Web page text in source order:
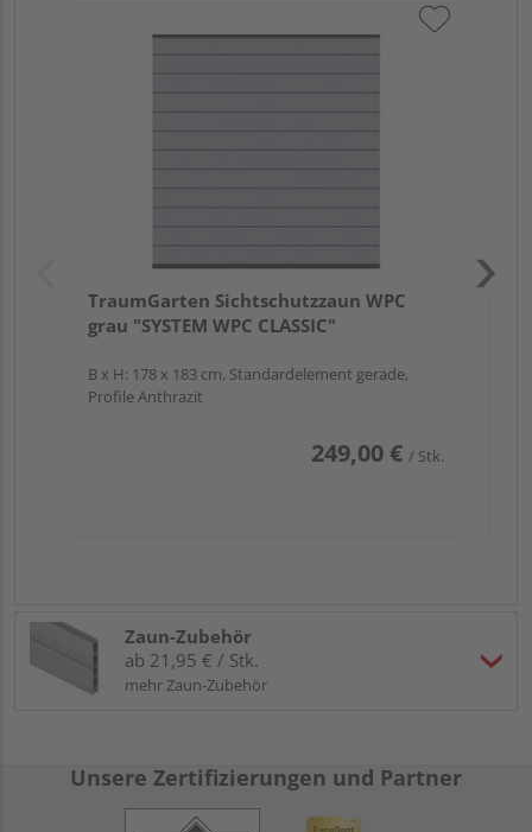
TraumGarten Sichtschutzzaun WPC
grau "SYSTEM WPC CLASSIC"
B x H: 178 x 183 cm, Standardelement gerade,
Profile Anthrazit
249,00 € / Stk.
Zaun-Zubehör
ab 21,95 € / Stk.
mehr Zaun-Zubehör
Unsere Zertifizierungen und Partner